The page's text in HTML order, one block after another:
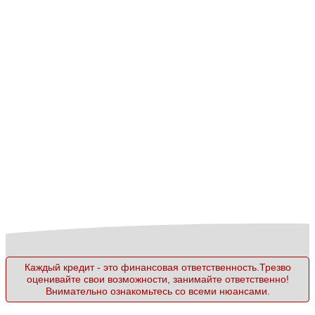
Каждый кредит - это финансовая ответственность.Трезво
оценивайте свои возможности, занимайте ответственно!
Внимательно ознакомьтесь со всеми нюансами.